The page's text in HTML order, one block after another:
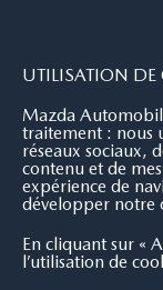
UTILISATION DE
Mazda
traitement : nous
réseaux sociaux,
contenu et de
expérience de
développer notre
En cliquant sur «
l’utilisation de